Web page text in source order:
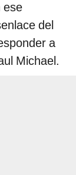
ese
del
a
Michael.